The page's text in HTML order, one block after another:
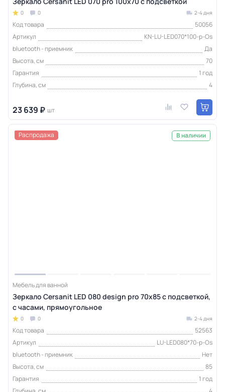
0 0 2-4 дня
Код товара
50056
Артикул
KN-LU-LED070*100-p-Os
bluetooth - приемник
Да
Высота, см
70
Гарантия
1 год
Глубина, см
4
23 639 ₽ шт
Распродажа В наличии
Мебель для ванной
Зеркало Cersanit LED 080 design pro 70x85 с подсветкой,
с часами, прямоугольное
0 0 2-4 дня
Код товара
52563
Артикул
LU-LED080*70-p-Os
bluetooth - приемник
Нет
Высота, см
85
Гарантия
1 год